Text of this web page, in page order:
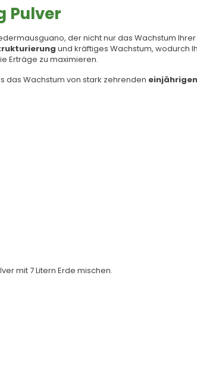
Pulver
der nicht nur das Wachstum
und kräftiges Wachstum, wodurch
Erträge zu maximieren.
das Wachstum von stark zehrenden
mit 7 Litern Erde mischen.